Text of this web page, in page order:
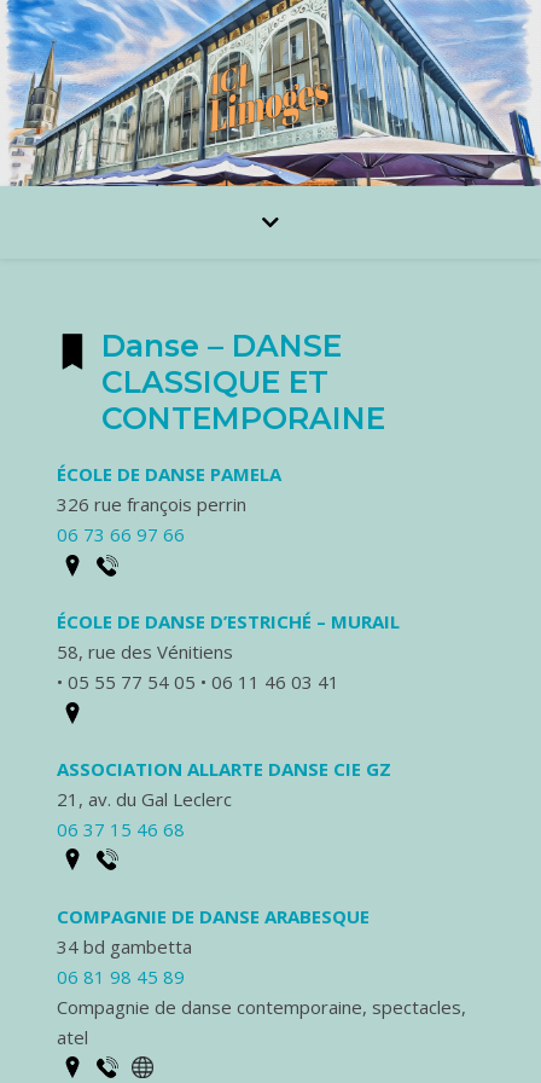
Danse – DANSE
CLASSIQUE ET
CONTEMPORAINE
ÉCOLE DE DANSE PAMELA
326 rue françois perrin
06 73 66 97 66
ÉCOLE DE DANSE D’ESTRICHÉ – MURAIL
58, rue des Vénitiens
• 05 55 77 54 05 • 06 11 46 03 41
ASSOCIATION ALLARTE DANSE CIE GZ
21, av. du Gal Leclerc
06 37 15 46 68
COMPAGNIE DE DANSE ARABESQUE
34 bd gambetta
06 81 98 45 89
Compagnie de danse contemporaine, spectacles,
atel